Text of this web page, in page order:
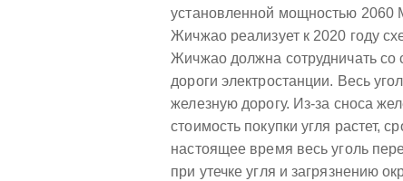
установленной мощностью 2060
Жичжао реализует к 2020 году
Жичжао должна сотрудничать
дороги электростанции. Весь
железную дорогу. Из-за сноса
стоимость покупки угля растет,
настоящее время весь уголь
при утечке угля и загрязнению